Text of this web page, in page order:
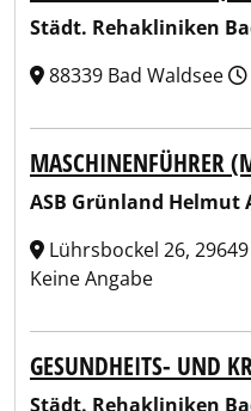
Städt. Rehakliniken
88339 Bad Waldsee
MASCHINENFÜHRER
ASB Grünland Helmut
Lührsbockel 26,
Keine Angabe
GESUNDHEITS- UND
Städt. Rehakliniken